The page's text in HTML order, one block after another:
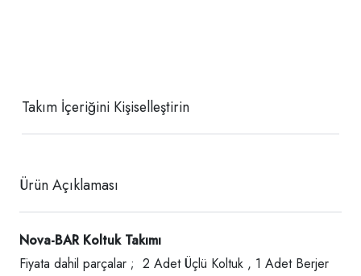
Takım İçeriğini Kişiselleştirin
Ürün Açıklaması
Nova-BAR Koltuk Takımı
Fiyata dahil parçalar ; 2 Adet Üçlü Koltuk , 1 Adet Berjer